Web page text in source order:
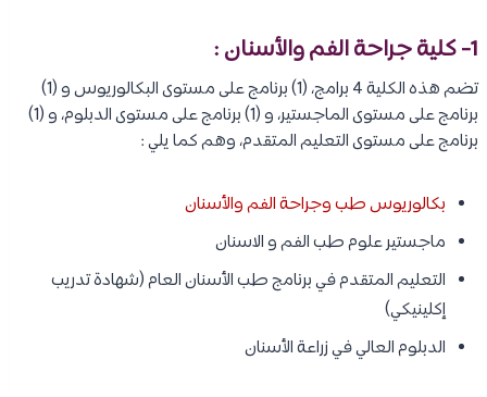
1- كلية جراحة الفم والأسنان :
تضم هذه الكلية 4 برامج، (1) برنامج على مستوى البكالوريوس و (1)
برنامج على مستوى الماجستير، و (1) برنامج على مستوى الدبلوم، و (1)
برنامج على مستوى التعليم المتقدم، وهم كما يلي :
بكالوريوس طب وجراحة الفم والأسنان
ماجستير علوم طب الفم و الاسنان
التعليم المتقدم في برنامج طب الأسنان العام (شهادة تدريب
إكلينيكي)
الدبلوم العالي في زراعة الأسنان